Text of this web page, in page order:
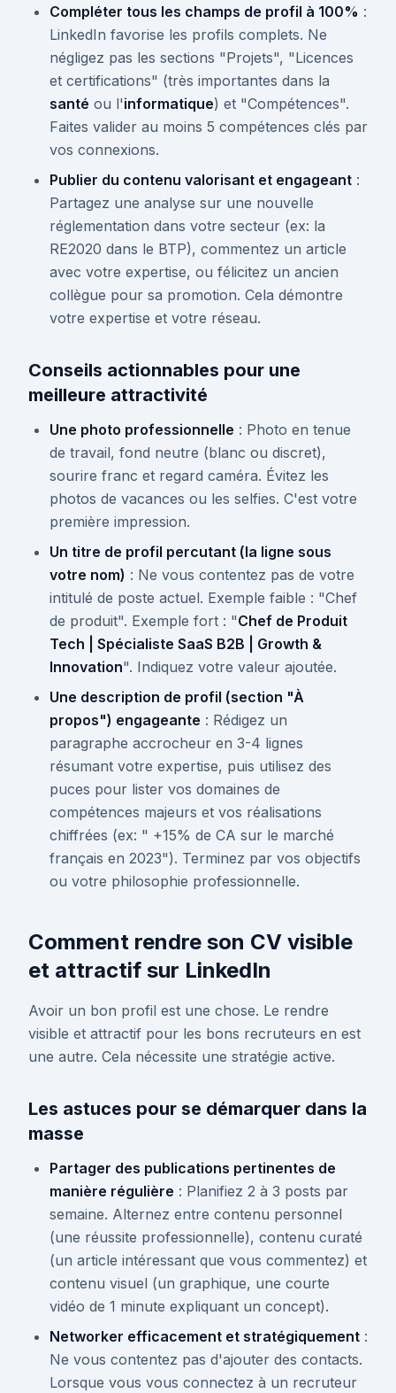
Compléter tous les champs de profil à 100% :
LinkedIn favorise les profils complets. Ne
négligez pas les sections "Projets", "Licences
et certifications" (très importantes dans la
santé ou l'informatique) et "Compétences".
Faites valider au moins 5 compétences clés par
vos connexions.
Publier du contenu valorisant et engageant :
Partagez une analyse sur une nouvelle
réglementation dans votre secteur (ex: la
RE2020 dans le BTP), commentez un article
avec votre expertise, ou félicitez un ancien
collègue pour sa promotion. Cela démontre
votre expertise et votre réseau.
Conseils actionnables pour une
meilleure attractivité
Une photo professionnelle : Photo en tenue
de travail, fond neutre (blanc ou discret),
sourire franc et regard caméra. Évitez les
photos de vacances ou les selfies. C'est votre
première impression.
Un titre de profil percutant (la ligne sous
votre nom) : Ne vous contentez pas de votre
intitulé de poste actuel. Exemple faible : "Chef
de produit". Exemple fort : "Chef de Produit
Tech | Spécialiste SaaS B2B | Growth &
Innovation". Indiquez votre valeur ajoutée.
Une description de profil (section "À
propos") engageante : Rédigez un
paragraphe accrocheur en 3-4 lignes
résumant votre expertise, puis utilisez des
puces pour lister vos domaines de
compétences majeurs et vos réalisations
chiffrées (ex: " +15% de CA sur le marché
français en 2023"). Terminez par vos objectifs
ou votre philosophie professionnelle.
Comment rendre son CV visible
et attractif sur LinkedIn
Avoir un bon profil est une chose. Le rendre
visible et attractif pour les bons recruteurs en est
une autre. Cela nécessite une stratégie active.
Les astuces pour se démarquer dans la
masse
Partager des publications pertinentes de
manière régulière : Planifiez 2 à 3 posts par
semaine. Alternez entre contenu personnel
(une réussite professionnelle), contenu curaté
(un article intéressant que vous commentez) et
contenu visuel (un graphique, une courte
vidéo de 1 minute expliquant un concept).
Networker efficacement et stratégiquement :
Ne vous contentez pas d'ajouter des contacts.
Lorsque vous vous connectez à un recruteur